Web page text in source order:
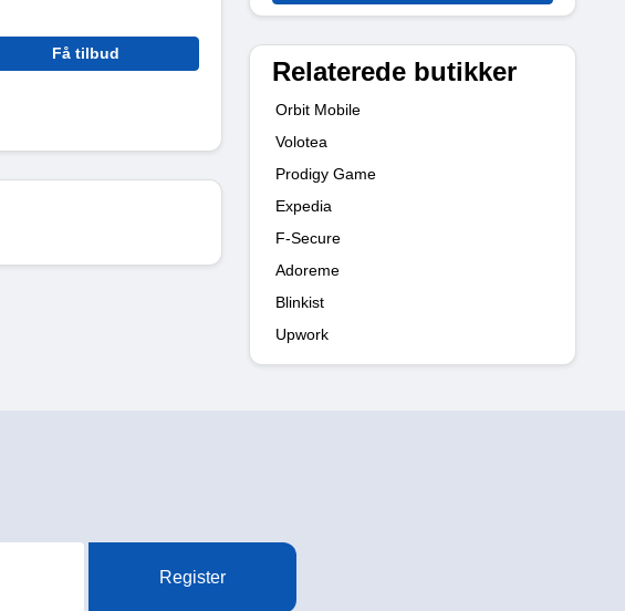
Få tilbud
Relaterede butikker
Orbit Mobile
Volotea
Prodigy Game
Expedia
F-Secure
Adoreme
Blinkist
Upwork
Register